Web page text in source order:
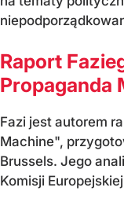
Raport
Propaganda
Fazi jest autorem
Machine",
Brussels. Jego
Komisji